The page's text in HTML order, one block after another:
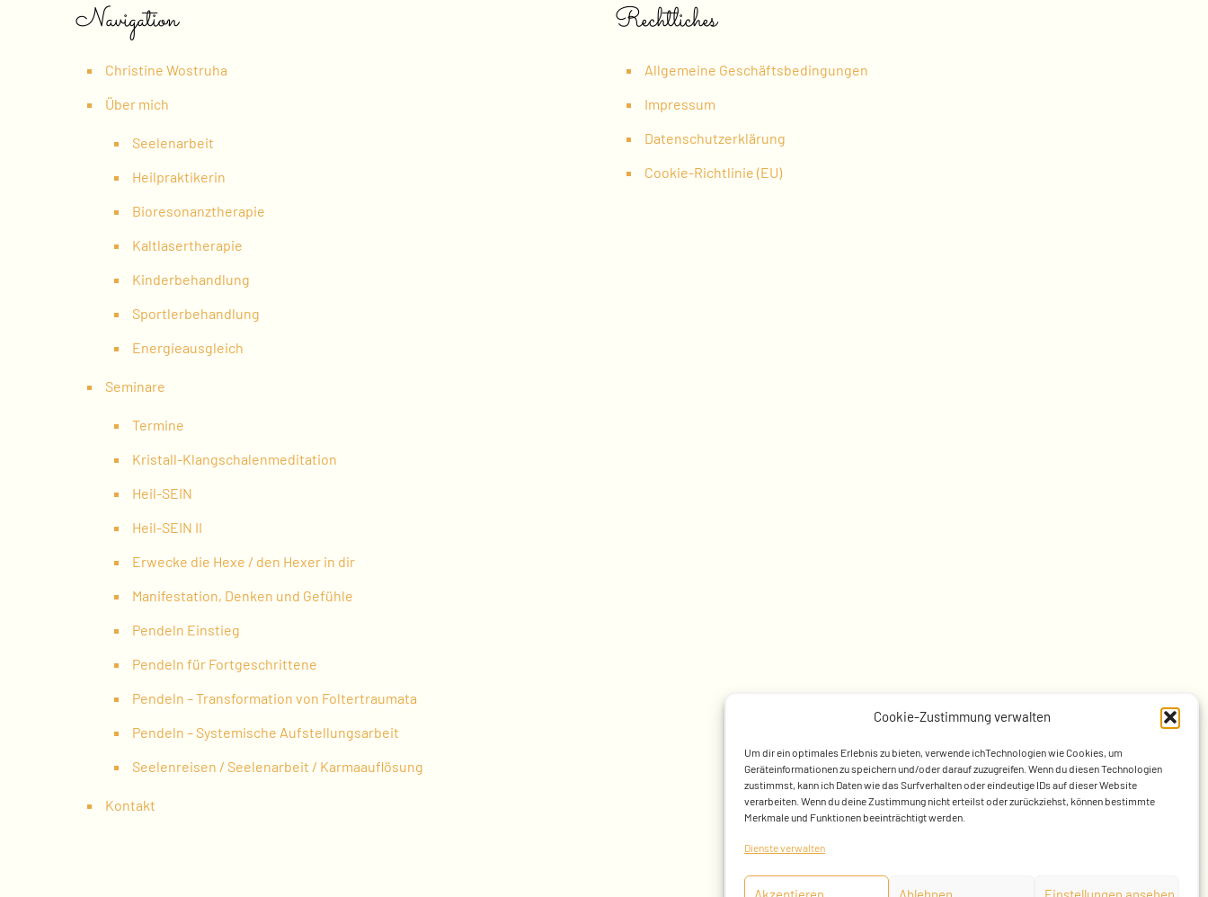
Cookie-Zustimmung verwalten
Um dir ein optimales Erlebnis zu bieten, verwende ichTechnologien wie Cookies, um
Geräteinformationen zu speichern und/oder darauf zuzugreifen. Wenn du diesen Technologien
zustimmst, kann ich Daten wie das Surfverhalten oder eindeutige IDs auf dieser Website
verarbeiten. Wenn du deine Zustimmung nicht erteilst oder zurückziehst, können bestimmte
Merkmale und Funktionen beeinträchtigt werden.
Dienste verwalten
Navigation
Christine Wostruha
Über mich
Seelenarbeit
Heilpraktikerin
Bioresonanztherapie
Kaltlasertherapie
Kinderbehandlung
Sportlerbehandlung
Energieausgleich
Seminare
Termine
Kristall-Klangschalenmeditation
Heil-SEIN
Heil-SEIN II
Erwecke die Hexe / den Hexer in dir
Manifestation, Denken und Gefühle
Pendeln Einstieg
Pendeln für Fortgeschrittene
Pendeln – Transformation von Foltertraumata
Pendeln – Systemische Aufstellungsarbeit
Seelenreisen / Seelenarbeit / Karmaauflösung
Kontakt
Rechtliches
Allgemeine Geschäftsbedingungen
Impressum
Datenschutzerklärung
Cookie-Richtlinie (EU)